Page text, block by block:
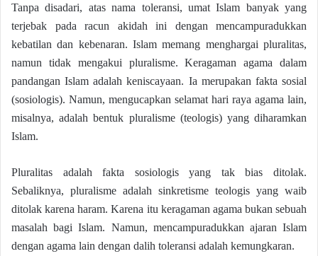
Tanpa disadari, atas nama toleransi, umat Islam banyak yang
terjebak pada racun akidah ini dengan mencampuradukkan
kebatilan dan kebenaran. Islam memang menghargai pluralitas,
namun tidak mengakui pluralisme. Keragaman agama dalam
pandangan Islam adalah keniscayaan. Ia merupakan fakta sosial
(sosiologis). Namun, mengucapkan selamat hari raya agama lain,
misalnya, adalah bentuk pluralisme (teologis) yang diharamkan
Islam.
Pluralitas adalah fakta sosiologis yang tak bias ditolak.
Sebaliknya, pluralisme adalah sinkretisme teologis yang waib
ditolak karena haram. Karena itu keragaman agama bukan sebuah
masalah bagi Islam. Namun, mencampuradukkan ajaran Islam
dengan agama lain dengan dalih toleransi adalah kemungkaran.